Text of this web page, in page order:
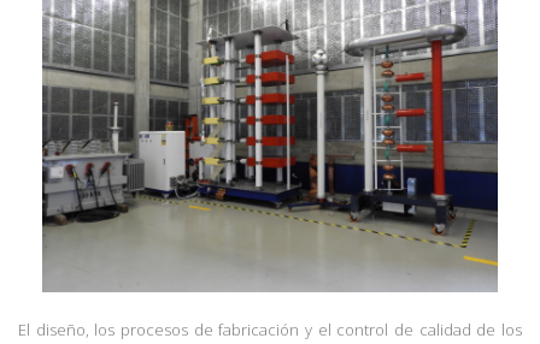
El diseño, los procesos de fabricación y el control de calidad de los